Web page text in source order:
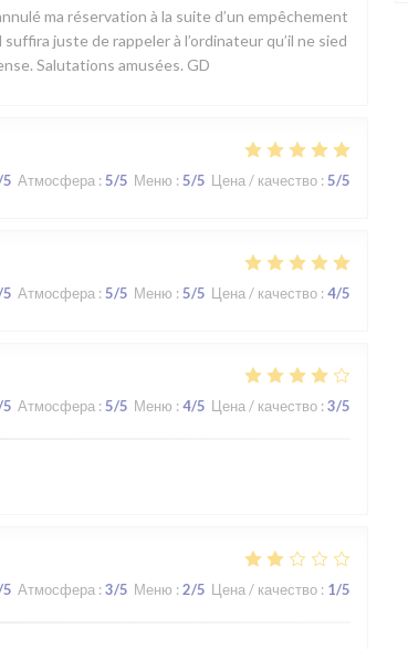
ma réservation à la suite d’un empêchement
juste de rappeler à l’ordinateur qu’il ne sied
Salutations amusées. GD
Атмосфера : 5/5 Меню : 5/5 Цена / качество : 5/5
Атмосфера : 5/5 Меню : 5/5 Цена / качество : 4/5
Атмосфера : 5/5 Меню : 4/5 Цена / качество : 3/5
Атмосфера : 3/5 Меню : 2/5 Цена / качество : 1/5